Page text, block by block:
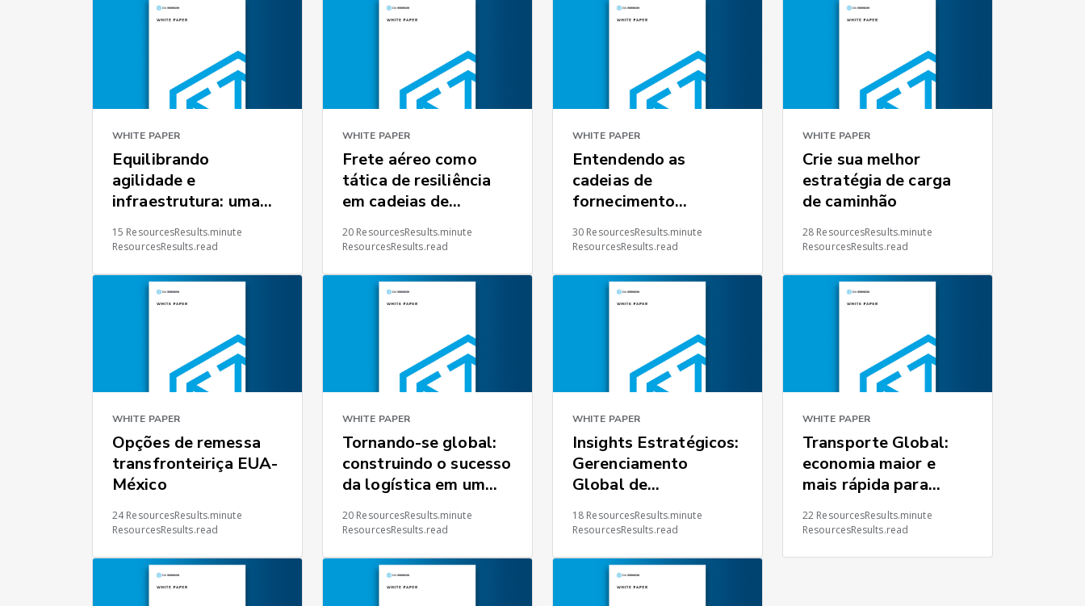
WHITE PAPER
Equilibrando
agilidade e
infraestrutura: uma
estrutura estratégica
para a resiliência da
fornecimento global
15 ResourcesResults.minute
ResourcesResults.read
WHITE PAPER
Frete aéreo como
tática de resiliência
em cadeias de
fornecimento
estratégicas
20 ResourcesResults.minute
ResourcesResults.read
WHITE PAPER
Entendendo as
cadeias de
fornecimento
automotivas na
região Ásia-Pacífico
30 ResourcesResults.minute
ResourcesResults.read
WHITE PAPER
Crie sua melhor
estratégia de carga
de caminhão
28 ResourcesResults.minute
ResourcesResults.read
WHITE PAPER
Opções de remessa
transfronteiriça EUA-
México
24 ResourcesResults.minute
ResourcesResults.read
WHITE PAPER
Tornando-se global:
construindo o sucesso
da logística em um
ambiente global
20 ResourcesResults.minute
ResourcesResults.read
WHITE PAPER
Insights Estratégicos:
Gerenciamento
Global de
Fornecedores
18 ResourcesResults.minute
ResourcesResults.read
WHITE PAPER
Transporte Global:
economia maior e
mais rápida para
cadeias de
suprimentos globais
22 ResourcesResults.minute
ResourcesResults.read